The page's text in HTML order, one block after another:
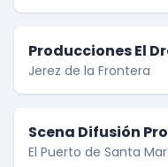
Producciones El
Jerez de la Frontera
Scena Difusión
El Puerto de Santa